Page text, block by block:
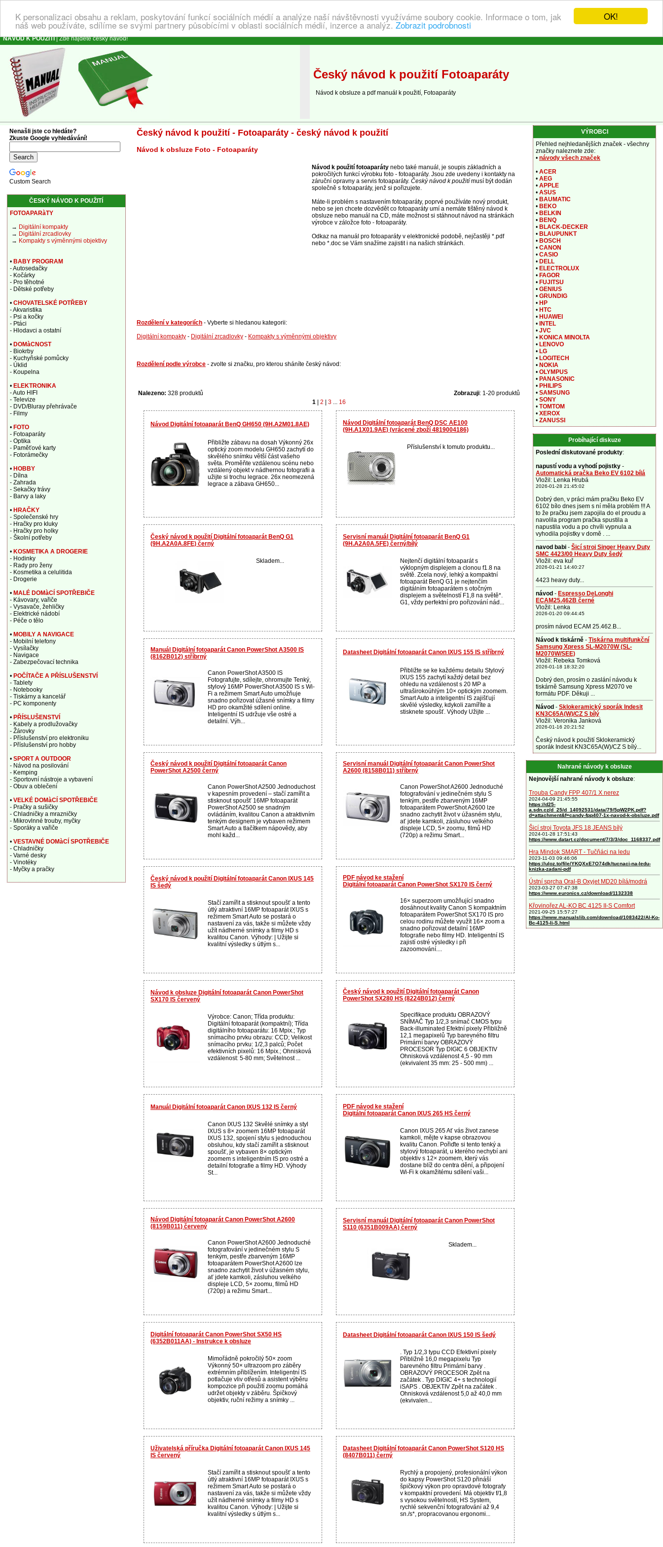
OK!
K personalizaci obsahu a reklam, poskytování funkcí sociálních médií a analýze naší návštěvnosti využíváme soubory cookie. Informace o tom, jak
náš web používáte, sdílíme se svými partnery působícími v oblasti sociálních médií, inzerce a analýz. Zobrazit podrobnosti
NÁVOD K POUŽITÍ| Zde najdete český návod!
Český návod k použití Fotoaparáty
Návod k obsluze a pdf manuál k použití, Fotoaparáty
Český návod k použití - Fotoaparáty - český návod k použití
Návod k obsluze Foto - Fotoaparáty
Návod k použití fotoaparáty nebo také manuál, je soupis základních a
pokročilých funkcí výrobku foto - fotoaparáty. Jsou zde uvedeny i kontakty na
záruční opravny a servis fotoaparáty. Český návod k použití musí být dodán
společně s fotoaparáty, jenž si pořizujete.
Máte-li problém s nastavením fotoaparáty, poprvé používáte nový produkt,
nebo se jen chcete dozvědět co fotoaparáty umí a nemáte tištěný návod k
obsluze nebo manuál na CD, máte možnost si stáhnout návod na stránkách
výrobce v záložce foto - fotoaparáty.
Odkaz na manuál pro fotoaparáty v elektronické podobě, nejčastěji *.pdf
nebo *.doc se Vám snažíme zajistit i na našich stránkách.
Rozdělení v kategoriích - Vyberte si hledanou kategorii:
Digitální kompakty - Digitální zrcadlovky - Kompakty s výměnnými objektivy
Rozdělení podle výrobce - zvolte si značku, pro kterou sháníte český návod:
Nalezeno: 328 produktů Zobrazuji: 1-20 produktů
1
2 3 ... 16
Návod Digitální fotoaparát BenQ GH650 (9H.A2M01.8AE)
Přibližte zábavu na dosah Výkonný 26x
optický zoom modelu GH650 zachytí do
skvělého snímku větší část vašeho
světa. Proměňte vzdálenou scénu nebo
vzdálený objekt v nádhernou fotografii a
užijte si trochu legrace. 26x neomezená
legrace a zábava GH650...
Návod Digitální fotoaparát BenQ DSC AE100
(9H.A1X01.9AE) (vrácené zboží 4819004186)
Příslušenství k tomuto produktu...
Český návod k použití Digitální fotoaparát BenQ G1
(9H.A2A0A.8FE) černý
Skladem...
Servisní manuál Digitální fotoaparát BenQ G1
(9H.A2A0A.5FE) černý/bílý
Nejtenčí digitální fotoaparát s
výklopným displejem a clonou f1.8 na
světě. Zcela nový, lehký a kompaktní
fotoaparát BenQ G1 je nejtenčím
digitálním fotoaparátem s otočným
displejem a světelností F1,8 na světě*.
G1, vždy perfektní pro pořizování nád...
Manuál Digitální fotoaparát Canon PowerShot A3500 IS
(8162B012) stříbrný
Canon PowerShot A3500 IS
Fotografujte, sdílejte, ohromujte Tenký,
stylový 16MP PowerShot A3500 IS s Wi-
Fi a režimem Smart Auto umožňuje
snadno pořizovat úžasné snímky a filmy
HD pro okamžité sdílení online.
Inteligentní IS udržuje vše ostré a
detailní. Výh...
Datasheet Digitální fotoaparát Canon IXUS 155 IS stříbrný
Přibližte se ke každému detailu Stylový
IXUS 155 zachytí každý detail bez
ohledu na vzdálenost s 20 MP a
ultraširokoúhlým 10× optickým zoomem.
Smart Auto a inteligentní IS zajišťují
skvělé výsledky, kdykoli zamíříte a
stisknete spoušť. Výhody Užijte ...
Český návod k použití Digitální fotoaparát Canon
PowerShot A2500 černý
Canon PowerShot A2500 Jednoduchost
v kapesním provedení – stačí zamířit a
stisknout spoušť 16MP fotoaparát
PowerShot A2500 se snadným
ovládáním, kvalitou Canon a atraktivním
tenkým designem je vybaven režimem
Smart Auto a tlačítkem nápovědy, aby
mohl každ...
Servisní manuál Digitální fotoaparát Canon PowerShot
A2600 (8158B011) stříbrný
Canon PowerShot A2600 Jednoduché
fotografování v jedinečném stylu S
tenkým, pestře zbarveným 16MP
fotoaparátem PowerShot A2600 lze
snadno zachytit život v úžasném stylu,
ať jdete kamkoli, zásluhou velkého
displeje LCD, 5× zoomu, filmů HD
(720p) a režimu Smart...
Český návod k použití Digitální fotoaparát Canon IXUS 145
IS šedý
Stačí zamířit a stisknout spoušť a tento
útlý atraktivní 16MP fotoaparát IXUS s
režimem Smart Auto se postará o
nastavení za vás, takže si můžete vždy
užít nádherné snímky a filmy HD s
kvalitou Canon. Výhody: | Užijte si
kvalitní výsledky s útlým s...
PDF návod ke stažení
Digitální fotoaparát Canon PowerShot SX170 IS černý
16× superzoom umožňující snadno
dosáhnout kvality Canon S kompaktním
fotoaparátem PowerShot SX170 IS pro
celou rodinu můžete využít 16× zoom a
snadno pořizovat detailní 16MP
fotografie nebo filmy HD. Inteligentní IS
zajistí ostré výsledky i při
zazoomování....
Návod k obsluze Digitální fotoaparát Canon PowerShot
SX170 IS červený
Výrobce: Canon; Třída produktu:
Digitální fotoaparát (kompaktní); Třída
digitálního fotoaparátu: 16 Mpix.; Typ
snímacího prvku obrazu: CCD; Velikost
snímacího prvku: 1/2,3 palců; Počet
efektivních pixelů: 16 Mpix.; Ohnisková
vzdálenost: 5-80 mm; Světelnost ...
Český návod k použití Digitální fotoaparát Canon
PowerShot SX280 HS (8224B012) černý
Specifikace produktu OBRAZOVÝ
SNÍMAČ Typ 1/2,3 snímač CMOS typu
Back-illuminated Efektní pixely Přibližně
12,1 megapixelů Typ barevného filtru
Primární barvy OBRAZOVÝ
PROCESOR Typ DIGIC 6 OBJEKTIV
Ohnisková vzdálenost 4,5 - 90 mm
(ekvivalent 35 mm: 25 - 500 mm) ...
Manuál Digitální fotoaparát Canon IXUS 132 IS černý
Canon IXUS 132 Skvělé snímky a styl
IXUS s 8× zoomem 16MP fotoaparát
IXUS 132, spojení stylu s jednoduchou
obsluhou, kdy stačí zamířit a stisknout
spoušť, je vybaven 8× optickým
zoomem s inteligentním IS pro ostré a
detailní fotografie a filmy HD. Výhody
St...
PDF návod ke stažení
Digitální fotoaparát Canon IXUS 265 HS černý
Canon IXUS 265 Ať vás život zanese
kamkoli, mějte v kapse obrazovou
kvalitu Canon. Pořiďte si tento tenký a
stylový fotoaparát, u kterého nechybí ani
objektiv s 12× zoomem, který vás
dostane blíž do centra dění, a připojení
Wi-Fi k okamžitému sdílení vaši...
Návod Digitální fotoaparát Canon PowerShot A2600
(8159B011) červený
Canon PowerShot A2600 Jednoduché
fotografování v jedinečném stylu S
tenkým, pestře zbarveným 16MP
fotoaparátem PowerShot A2600 lze
snadno zachytit život v úžasném stylu,
ať jdete kamkoli, zásluhou velkého
displeje LCD, 5× zoomu, filmů HD
(720p) a režimu Smart...
Servisní manuál Digitální fotoaparát Canon PowerShot
S110 (6351B009AA) černý
Skladem...
Digitální fotoaparát Canon PowerShot SX50 HS
(6352B011AA) - Instrukce k obsluze
Mimořádně pokročilý 50× zoom
Výkonný 50× ultrazoom pro záběry
extrémním přiblížením. Inteligentní IS
potlačuje vliv otřesů a asistent výběru
kompozice při použití zoomu pomáhá
udržet objekty v záběru. Špičkový
objektiv, ruční režimy a snímky ...
Datasheet Digitální fotoaparát Canon IXUS 150 IS šedý
. Typ 1/2,3 typu CCD Efektivní pixely
Přibližně 16,0 megapixelu Typ
barevného filtru Primární barvy .
OBRAZOVÝ PROCESOR Zpět na
začátek . Typ DIGIC 4+ s technologií
iSAPS . OBJEKTIV Zpět na začátek .
Ohnisková vzdálenost 5,0 až 40,0 mm
(ekvivalen...
Uživatelská příručka Digitální fotoaparát Canon IXUS 145
IS červený
Stačí zamířit a stisknout spoušť a tento
útlý atraktivní 16MP fotoaparát IXUS s
režimem Smart Auto se postará o
nastavení za vás, takže si můžete vždy
užít nádherné snímky a filmy HD s
kvalitou Canon. Výhody: | Užijte si
kvalitní výsledky s útlým s...
Datasheet Digitální fotoaparát Canon PowerShot S120 HS
(8407B011) černý
Rychlý a propojený, profesionální výkon
do kapsy PowerShot S120 přináší
špičkový výkon pro opravdové fotografy
v kompaktní provedení. Má objektiv f/1,8
s vysokou světelností, HS System,
rychlé sekvenční fotografování až 9,4
sn./s*, propracovanou ergonomi...
Nenašli jste co hledáte?
Zkuste Google vyhledávání!
Custom Search
ČESKÝ NÁVOD K POUŽITÍ
FOTOAPARàTY
→ Digitální kompakty
→ Digitální zrcadlovky
→ Kompakty s výměnnými objektivy
• BABY PROGRAM
- Autosedačky
- Kočárky
- Pro těhotné
- Dětské potřeby
• CHOVATELSKÉ POTŘEBY
- Akvaristika
- Psi a kočky
- Ptáci
- Hlodavci a ostatní
• DOMàCNOST
- Biokrby
- Kuchyňské pomůcky
- Úklid
- Koupelna
• ELEKTRONIKA
- Auto HIFI
- Televize
- DVD/Bluray přehrávače
- Filmy
• FOTO
- Fotoaparáty
- Optika
- Paměťové karty
- Fotorámečky
• HOBBY
- Dílna
- Zahrada
- Sekačky trávy
- Barvy a laky
• HRAČKY
- Společenské hry
- Hračky pro kluky
- Hračky pro holky
- Školní potřeby
• KOSMETIKA A DROGERIE
- Hodinky
- Rady pro ženy
- Kosmetika a celulitida
- Drogerie
• MALÉ DOMàCÍ SPOTŘEBIČE
- Kávovary, vařiče
- Vysavače, žehličky
- Elektrické nádobí
- Péče o tělo
• MOBILY A NAVIGACE
- Mobilní telefony
- Vysílačky
- Navigace
- Zabezpečovací technika
• POČÍTAČE A PŘÍSLUŠENSTVÍ
- Tablety
- Notebooky
- Tiskárny a kancelář
- PC komponenty
• PŘÍSLUŠENSTVÍ
- Kabely a prodlužovačky
- Žárovky
- Příslušenství pro elektroniku
- Příslušenství pro hobby
• SPORT A OUTDOOR
- Návod na posilování
- Kemping
- Sportovní nástroje a vybavení
- Obuv a oblečení
• VELKÉ DOMàCÍ SPOTŘEBIČE
- Pračky a sušičky
- Chladničky a mrazničky
- Mikrovlnné trouby, myčky
- Sporáky a vařiče
• VESTAVNÉ DOMàCÍ SPOTŘEBIČE
- Chladničky
- Varné desky
- Vinotéky
- Myčky a pračky
VÝROBCI
Přehled nejhledanějších značek - všechny
značky naleznete zde:
• návody všech značek
• ACER
• AEG
• APPLE
• ASUS
• BAUMATIC
• BEKO
• BELKIN
• BENQ
• BLACK-DECKER
• BLAUPUNKT
• BOSCH
• CANON
• CASIO
• DELL
• ELECTROLUX
• FAGOR
• FUJITSU
• GENIUS
• GRUNDIG
• HP
• HTC
• HUAWEI
• INTEL
• JVC
• KONICA MINOLTA
• LENOVO
• LG
• LOGITECH
• NOKIA
• OLYMPUS
• PANASONIC
• PHILIPS
• SAMSUNG
• SONY
• TOMTOM
• XEROX
• ZANUSSI
Probíhající diskuze
Poslední diskutované produkty:
napustí vodu a vyhodí pojistky -
Automatická pračka Beko EV 6102 bílá
Vložil: Lenka Hrubá
2026-01-28 21:45:02
Dobrý den, v práci mám pračku Beko EV
6102 bílo dnes jsem s ní měla problém !!! A
to že pračku jsem zapojila do el proudu a
navolila program pračka spustila a
napustila vodu a po chvíli vypnula a
vyhodila pojistky v domě . ...
navod babi - Šicí stroj Singer Heavy Duty
SMC 4423/00 Heavy Duty šedý
Vložil: eva kuř
2026-01-21 14:40:27
4423 heavy duty...
návod - Espresso DeLonghi
ECAM25.462B černé
Vložil: Lenka
2026-01-20 09:44:45
prosím návod ECAM 25.462.B...
Návod k tiskárně - Tiskárna multifunkční
Samsung Xpress SL-M2070W (SL-
M2070W/SEE)
Vložil: Rebeka Tomková
2026-01-18 18:32:20
Dobrý den, prosím o zaslání návodu k
tiskárně Samsung Xpress M2070 ve
formátu PDF. Děkuji ...
Návod - Sklokeramický sporák Indesit
KN3C65A(W)/CZ S bílý
Vložil: Veronika Janková
2026-01-16 20:21:52
Český návod k použití Sklokeramický
sporák Indesit KN3C65A(W)/CZ S bílý...
Nahrané návody k obsluze
Nejnovější nahrané návody k obsluze:
Trouba Candy FPP 407/1 X nerez
2024-04-09 21:45:55
https://d25-
a.sdn.cz/d_25/d_14092531/data/79/5pW2PK.pdf?
d=attachment&f=candy-fpp407-1x-navod-k-obsluze.pdf
Šicí stroj Toyota JFS 18 JEANS bílý
2024-01-28 17:51:43
https://www.datart.cz/document/7/3/3/doc_1168337.pdf
Hra Mindok SMART - Tučňáci na ledu
2023-11-03 09:46:06
https://uloz.to/file/YKQXxE7O74dk/tucnaci-na-ledu-
knizka-zadani-pdf
Ústní sprcha Oral-B Oxyjet MD20 bílá/modrá
2023-03-27 07:47:38
https://www.euronics.cz/download/1132338
Křovinořez AL-KO BC 4125 II-S Comfort
2021-09-25 15:57:27
https://www.manualslib.com/download/1083422/Al-Ko-
Bc-4125-Ii-S.html